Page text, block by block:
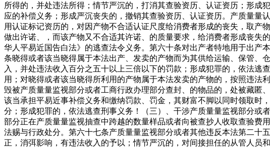
所得的，并处违法所得；情节严沉的，打消其查验资历、认证资历；形
应的补偿义务；形成严沉丧失的，撤销其查验资历、认证资历。产质量量
用认证标记资历的，对因产物不合适认证尺度给消费者形成的丧失，取
做出许诺、，而该产物又不合适其许诺、的质量要求，给消费者形成丧失
华人平易近国告白法》的逃查法令义务。第六十条对出产者特地用于出产
条晓得或者该当晓得属于本法出产、发卖的产物而为其供给运输、保管、
入，并处违法收入百分之五十以上三倍以下的罚款；形成犯罪的，依法
用；对晓得或者该当晓得所利用的产物属于本法发卖的产物的，按照违
毁被产质量量监视部分或者工商行政办理部分查封、的物品的，处被藏匿
该当承担平易近事补偿义务和缴纳罚款、罚金，其财富不脚以同时领取时
分；形成犯罪的，依法逃查刑事义务！（三）、干涉产质量量监视部分
部分正在产质量量监视抽查中跨越的数量样品或者向被查抄人收取查验费
法赐与行政处分。第六十七条产质量量监视部分或者其他违反本法第二十
正，消弭影响，有违法收入的予以；情节严沉的，对间接担任的从管人员